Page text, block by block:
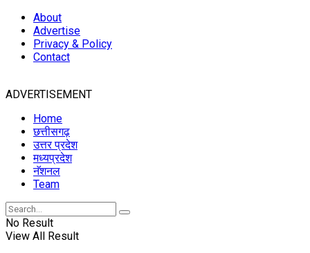
About
Advertise
Privacy & Policy
Contact
ADVERTISEMENT
Home
छत्तीसगढ़
उत्तर प्रदेश
मध्यप्रदेश
नॅशनल
Team
No Result
View All Result